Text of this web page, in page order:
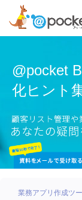
@pocket
化ヒント
業務アプリ作成ツ